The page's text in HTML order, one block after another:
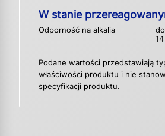
W stanie
Odporność na alkalia
14
Podane wartości przedstawiają
właściwości produktu i nie
specyfikacji produktu.